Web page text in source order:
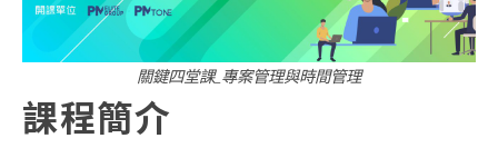
關鍵四堂課_專案管理與時間管理
課程簡介